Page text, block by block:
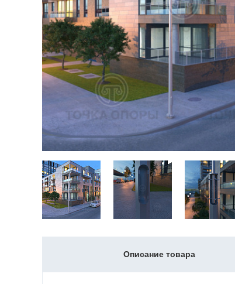
Описание товара